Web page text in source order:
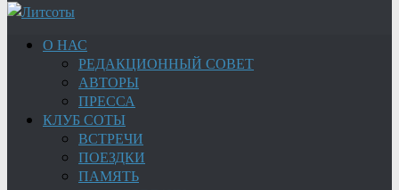
О НАС
РЕДАКЦИОННЫЙ СОВЕТ
АВТОРЫ
ПРЕССА
КЛУБ СОТЫ
ВСТРЕЧИ
ПОЕЗДКИ
ПАМЯТЬ